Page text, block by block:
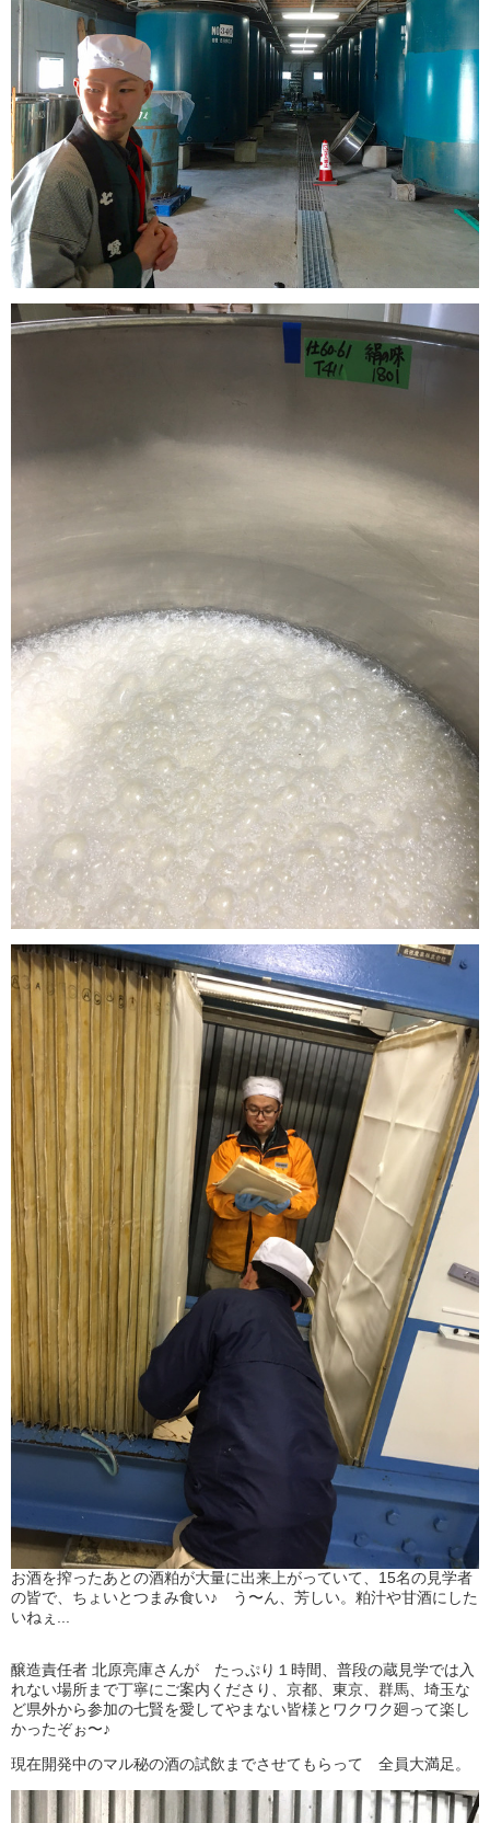
お酒を搾ったあとの酒粕が大量に出来上がっていて、15名の見学者
の皆で、ちょいとつまみ食い♪ う〜ん、芳しい。粕汁や甘酒にした
いねぇ...
醸造責任者 北原亮庫さんが たっぷり１時間、普段の蔵見学では入
れない場所まで丁寧にご案内くださり、京都、東京、群馬、埼玉な
ど県外から参加の七賢を愛してやまない皆様とワクワク廻って楽し
かったぞぉ〜♪
現在開発中のマル秘の酒の試飲までさせてもらって 全員大満足。